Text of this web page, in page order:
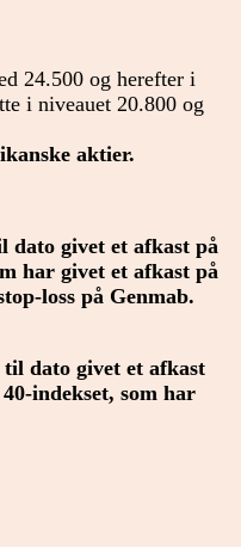
24.500 og herefter i
i niveauet 20.800 og
aktier.
dato givet et afkast på
har givet et afkast på
loss på Genmab.
dato givet et afkast
indekset, som har